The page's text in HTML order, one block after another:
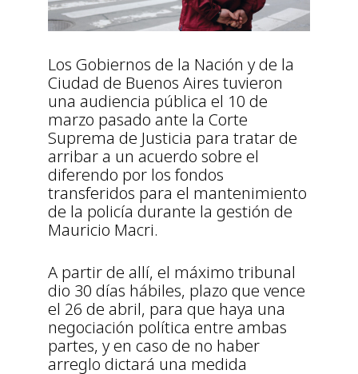
Los Gobiernos de la Nación y de la
Ciudad de Buenos Aires tuvieron
una audiencia pública el 10 de
marzo pasado ante la Corte
Suprema de Justicia para tratar de
arribar a un acuerdo sobre el
diferendo por los fondos
transferidos para el mantenimiento
de la policía durante la gestión de
Mauricio Macri.
A partir de allí, el máximo tribunal
dio 30 días hábiles, plazo que vence
el 26 de abril, para que haya una
negociación política entre ambas
partes, y en caso de no haber
arreglo dictará una medida